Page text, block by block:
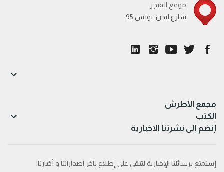
موقع المتجر
95 شارع لندن، تونس
مجمع الأطرش

الكتب 
إنضم إلى نشرتنا الاخبارية
إستمتع برسائلنا الإخبارية لتبقى على إطلاع بآخر اصداراتنا و أخبارنا!